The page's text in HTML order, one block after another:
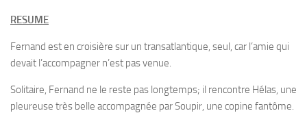
RESUME
Fernand est en croisière sur un transatlantique, seul, car l’amie qui
devait l’accompagner n’est pas venue.
Solitaire, Fernand ne le reste pas longtemps; il rencontre Hélas, une
pleureuse très belle accompagnée par Soupir, une copine fantôme.